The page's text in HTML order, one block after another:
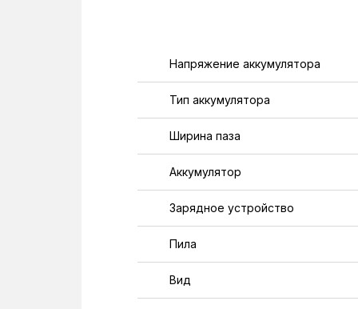
Напряжение аккумулятора
Тип аккумулятора
Ширина паза
Аккумулятор
Зарядное устройство
Пила
Вид